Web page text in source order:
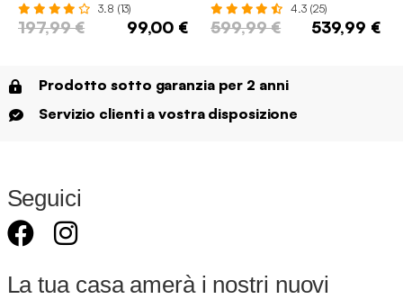
3.8 (13)
197,99 € 99,00 €
4.3 (25)
599,99 € 539,99 €
Prodotto sotto garanzia per 2 anni
Servizio clienti a vostra disposizione
Seguici
La tua casa amerà i nostri nuovi